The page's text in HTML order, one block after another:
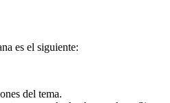
es el siguiente:
del tema.